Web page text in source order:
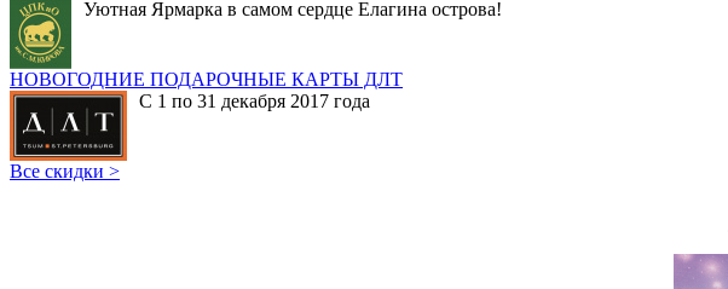
Уютная Ярмарка в самом сердце Елагина острова!
НОВОГОДНИЕ ПОДАРОЧНЫЕ КАРТЫ ДЛТ
С 1 по 31 декабря 2017 года
Все скидки >